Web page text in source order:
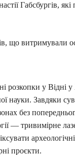
Габсбургів,
що витримували
розкопки у Відні
науки. Завдяки
без
— тривимірне
археологічні
проєкти.